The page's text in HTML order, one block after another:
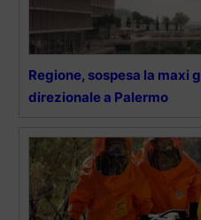
Regione, sospesa la maxi
direzionale a Palermo